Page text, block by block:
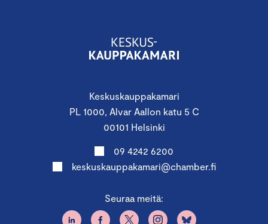
Keskuskauppakamari
PL 1000, Alvar Aallon katu 5 C
00101 Helsinki
09 4242 6200
keskuskauppakamari@chamber.fi
Seuraa meitä: